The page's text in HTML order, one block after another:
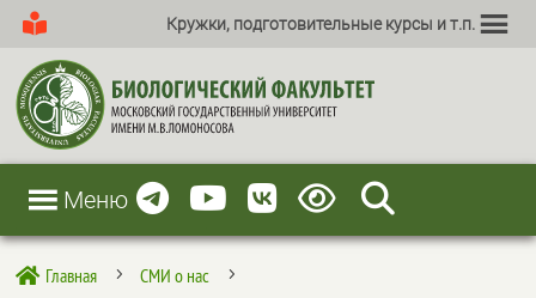
Кружки, подготовительные курсы и т.п.
Меню
 Главная 5 СМИ о нас 5